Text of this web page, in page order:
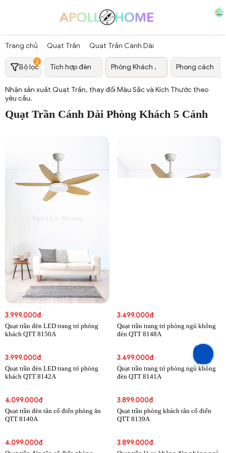
...
Trang chủ Quạt Trần Quạt Trần Cánh Dài
Bộ lọc
2
Tích hợp đèn Phòng Khách , Phong cách
Nhận sản xuất Quạt Trần, thay đổi Màu Sắc và Kích Thước theo
yêu cầu.
Quạt Trần Cánh Dài Phòng Khách 5 Cánh
3.999.000đ
Quạt trần đèn LED trang trí phòng
khách QTT 8150A
3.499.000đ
Quạt trần trang trí phòng ngủ không
đèn QTT 8148A
3.999.000đ
Quạt trần đèn LED trang trí phòng
khách QTT 8142A
3.499.000đ
Quạt trần trang trí phòng ngủ không
đèn QTT 8141A
4.099.000đ
Quạt trần đèn tân cổ điển phòng ăn
QTT 8140A
3.899.000đ
Quạt trần phòng khách tân cổ điển
QTT 8139A
4.099.000đ 3.899.000đ